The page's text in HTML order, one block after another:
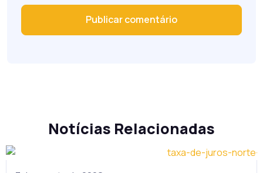
Notícias Relacionadas